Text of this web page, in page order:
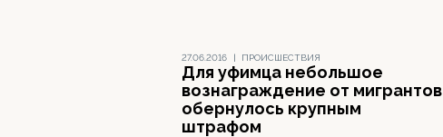
27.06.2016 | ПРОИСШЕСТВИЯ
Для уфимца небольшое
вознаграждение от мигрантов
обернулось крупным
штрафом